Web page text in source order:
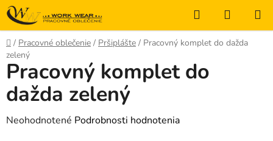
Prejsť
na
obsah
Hľadať
KOŠÍK
Domov
/ Pracovné oblečenie / Pršiplášte / Pracovný komplet do dažda
zelený
Pracovný komplet do
dažda zelený
Priemerné
Neohodnotené Podrobnosti hodnotenia